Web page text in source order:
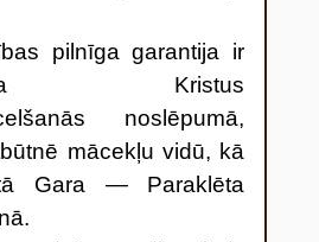
pilnīga garantija ir
Kristus
noslēpumā,
mācekļu vidū, kā
Gara — Paraklēta